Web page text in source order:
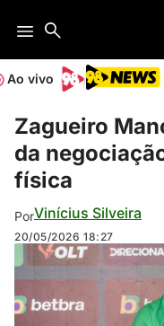
Ao vivo
Zagueiro
da
física
PorVinícius Silveira
20/05/2026 18:27